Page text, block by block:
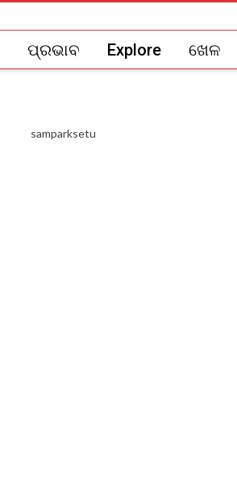
ପ୍ରଭାବ Explore ଖେଳ